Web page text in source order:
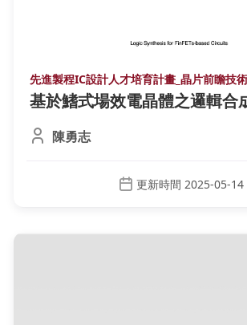
先進製程IC設計人才培育計畫_晶片前瞻技
基於鰭式場效電晶體之邏輯合
陳勇志
更新時間 2025-05-14